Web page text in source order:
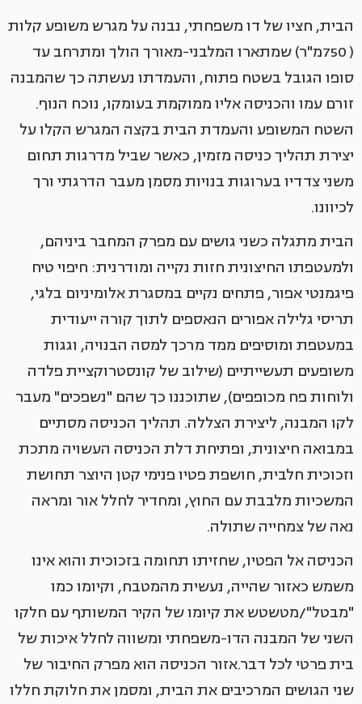
הבית, חציו של דו משפחתי, נבנה על מגרש משופע קלות
( 750מ"ר) שמתארו המלבני-מאורך הולך ומתרחב עד
סופו הגובל בשטח פתוח, והעמדתו נעשתה כך שהמבנה
זורם עמו והכניסה אליו ממוקמת בעומקו, נוכח הנוף.
השטח המשופע והעמדת הבית בקצה המגרש הקלו על
יצירת תהליך כניסה מזמין, כאשר שביל מדרגות תחום
משני צדדיו בערוגות בנויות מסמן מעבר הדרגתי ורך
לכיוונו.
הבית מתגלה כשני גושים עם מפרק המחבר ביניהם,
ולמעטפתו החיצונית חזות נקייה ומודרנית: חיפוי טיח
פיגמנטי אפור, פתחים נקיים במסגרת אלומיניום בלגי,
תריסי גלילה אפורים הנאספים לתוך קורה ייעודית
במעטפת ומוסיפים ממד מרכך למסה הבנויה, וגגות
משופעים תעשייתיים (שילוב של קונסטרוקציית פלדה
ולוחות פח מכופפים), שתוכננו כך שהם "נשפכים" מעבר
לקו המבנה, ליצירת הצללה. תהליך הכניסה מסתיים
במבואה חיצונית, ופתיחת דלת הכניסה העשויה מתכת
וזכוכית חלבית, חושפת פטיו פנימי קטן היוצר תחושת
המשכיות מלבבת עם החוץ, ומחדיר לחלל אור ומראה
נאה של צמחייה שתולה.
הכניסה אל הפטיו, שחזיתו תחומה בזכוכית והוא אינו
משמש כאזור שהייה, נעשית מהמטבח, וקיומו כמו
"מבטל"/מטשטש את קיומו של הקיר המשותף עם חלקו
השני של המבנה הדו-משפחתי ומשווה לחלל איכות של
בית פרטי לכל דבר.אזור הכניסה הוא מפרק החיבור של
שני הגושים המרכיבים את הבית, ומסמן את חלוקת חללו